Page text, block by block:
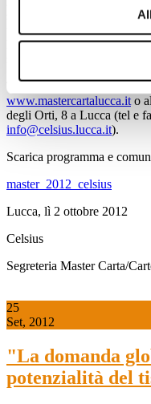
sede didattica di Celsius, a
frequenza anche a coloro
Le lezioni, infatti, si
Tutte le informazioni sono
www.mastercartalucca.it o
degli Orti, 8 a Lucca (tel e
info@celsius.lucca.it).
Scarica programma e
master_2012_celsius
Lucca, lì 2 ottobre 2012
Celsius
Segreteria Master Carta/
25
Set, 2012
"La domanda
potenzialità del